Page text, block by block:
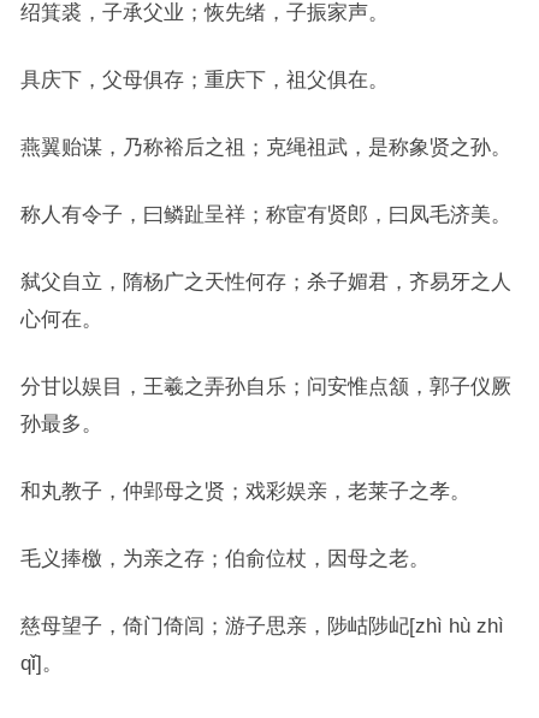
绍箕裘，子承父业；恢先绪，子振家声。
具庆下，父母俱存；重庆下，祖父俱在。
燕翼贻谋，乃称裕后之祖；克绳祖武，是称象贤之孙。
称人有令子，曰鳞趾呈祥；称宦有贤郎，曰凤毛济美。
弑父自立，隋杨广之天性何存；杀子媚君，齐易牙之人
心何在。
分甘以娱目，王羲之弄孙自乐；问安惟点颔，郭子仪厥
孙最多。
和丸教子，仲郢母之贤；戏彩娱亲，老莱子之孝。
毛义捧檄，为亲之存；伯俞位杖，因母之老。
慈母望子，倚门倚闾；游子思亲，陟岵陟屺[zhì hù zhì
qǐ]。